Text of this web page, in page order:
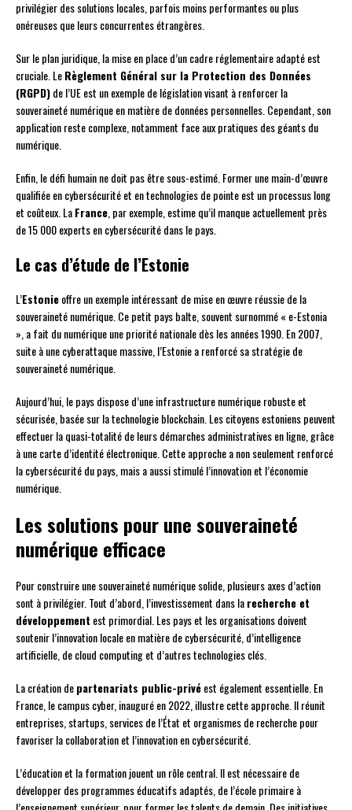
privilégier des solutions locales, parfois moins performantes ou plus
onéreuses que leurs concurrentes étrangères.
Sur le plan juridique, la mise en place d’un cadre réglementaire adapté est
cruciale. LeRèglement Général sur la Protection des Données
(RGPD)de l’UE est un exemple de législation visant à renforcer la
souveraineté numérique en matière de données personnelles. Cependant, son
application reste complexe, notamment face aux pratiques des géants du
numérique.
Enfin, le défi humain ne doit pas être sous-estimé. Former une main-d’œuvre
qualifiée en cybersécurité et en technologies de pointe est un processus long
et coûteux. LaFrance, par exemple, estime qu’il manque actuellement près
de 15 000 experts en cybersécurité dans le pays.
Le cas d’étude de l’Estonie
L’Estonieoffre un exemple intéressant de mise en œuvre réussie de la
souveraineté numérique. Ce petit pays balte, souvent surnommé « e-Estonia
», a fait du numérique une priorité nationale dès les années 1990. En 2007,
suite à une cyberattaque massive, l’Estonie a renforcé sa stratégie de
souveraineté numérique.
Aujourd’hui, le pays dispose d’une infrastructure numérique robuste et
sécurisée, basée sur la technologie blockchain. Les citoyens estoniens peuvent
effectuer la quasi-totalité de leurs démarches administratives en ligne, grâce
à une carte d’identité électronique. Cette approche a non seulement renforcé
la cybersécurité du pays, mais a aussi stimulé l’innovation et l’économie
numérique.
Les solutions pour une souveraineté
numérique efficace
Pour construire une souveraineté numérique solide, plusieurs axes d’action
sont à privilégier. Tout d’abord, l’investissement dans larecherche et
développement est primordial. Les pays et les organisations doivent
soutenir l’innovation locale en matière de cybersécurité, d’intelligence
artificielle, de cloud computing et d’autres technologies clés.
La création departenariats public-privéest également essentielle. En
France, le campus cyber, inauguré en 2022, illustre cette approche. Il réunit
entreprises, startups, services de l’État et organismes de recherche pour
favoriser la collaboration et l’innovation en cybersécurité.
L’éducation et la formation jouent un rôle central. Il est nécessaire de
développer des programmes éducatifs adaptés, de l’école primaire à